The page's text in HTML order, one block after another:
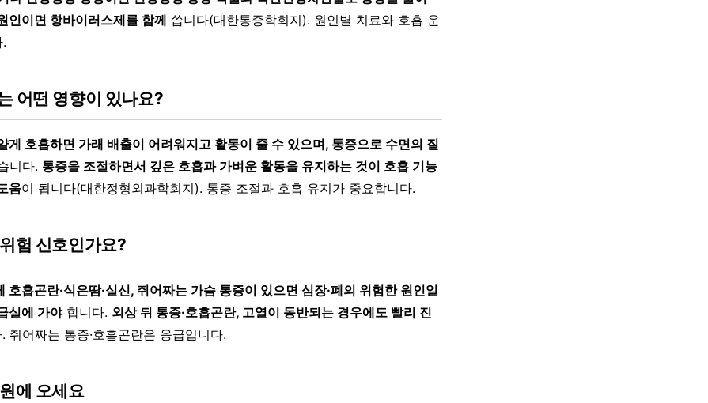
인이면 항바이러스제를 함께 씁니다(대한통증학회지). 원인별 치료와 호흡 운
어떤 영향이 있나요?
게 호흡하면 가래 배출이 어려워지고 활동이 줄 수 있으며, 통증으로 수면의 질
니다. 통증을 조절하면서 깊은 호흡과 가벼운 활동을 유지하는 것이 호흡 기능
움이 됩니다(대한정형외과학회지). 통증 조절과 호흡 유지가 중요합니다.
험 신호인가요?
호흡곤란·식은땀·실신, 쥐어짜는 가슴 통증이 있으면 심장·폐의 위험한 원인일
실에 가야합니다. 외상 뒤 통증·호흡곤란, 고열이 동반되는 경우에도 빨리 진
쥐어짜는 통증·호흡곤란은 응급입니다.
에 오세요